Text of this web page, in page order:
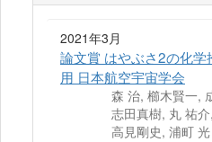
2021年3月
論文賞 はやぶさ2の化
用 日本航空宇宙学会
森 治, 櫛木賢一,
志田真樹, 丸 祐
高見剛史, 浦町 光